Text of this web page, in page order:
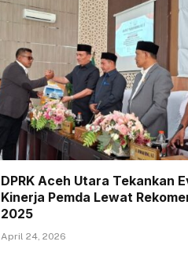
DPRK Aceh Utara Tekankan
Kinerja Pemda Lewat
2025
April 24, 2026